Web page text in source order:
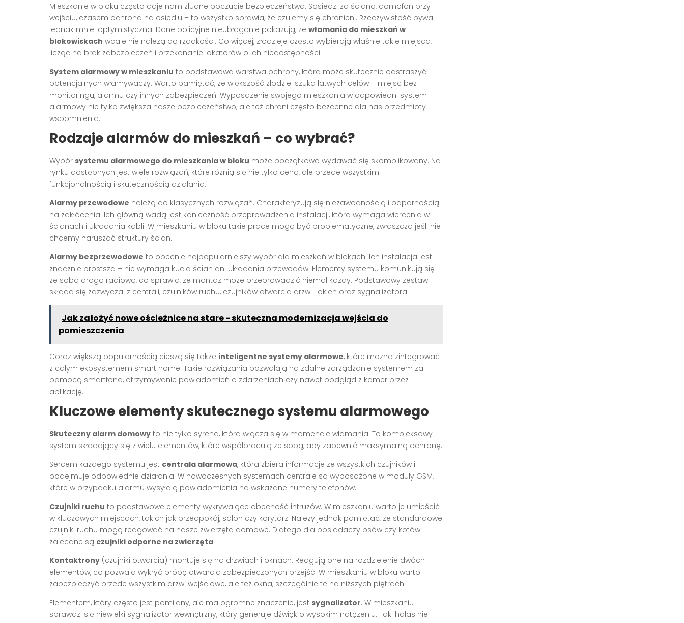
Mieszkanie w bloku często daje nam złudne poczucie bezpieczeństwa. Sąsiedzi za ścianą, domofon przy
wejściu, czasem ochrona na osiedlu – to wszystko sprawia, że czujemy się chronieni. Rzeczywistość bywa
jednak mniej optymistyczna. Dane policyjne nieubłaganie pokazują, że włamania do mieszkań w
blokowiskach wcale nie należą do rzadkości. Co więcej, złodzieje często wybierają właśnie takie miejsca,
licząc na brak zabezpieczeń i przekonanie lokatorów o ich niedostępności.
System alarmowy w mieszkaniu to podstawowa warstwa ochrony, która może skutecznie odstraszyć
potencjalnych włamywaczy. Warto pamiętać, że większość złodziei szuka łatwych celów – miejsc bez
monitoringu, alarmu czy innych zabezpieczeń. Wyposażenie swojego mieszkania w odpowiedni system
alarmowy nie tylko zwiększa nasze bezpieczeństwo, ale też chroni często bezcenne dla nas przedmioty i
wspomnienia.
Rodzaje alarmów do mieszkań – co wybrać?
Wybór systemu alarmowego do mieszkania w bloku może początkowo wydawać się skomplikowany. Na
rynku dostępnych jest wiele rozwiązań, które różnią się nie tylko ceną, ale przede wszystkim
funkcjonalnością i skutecznością działania.
Alarmy przewodowe należą do klasycznych rozwiązań. Charakteryzują się niezawodnością i odpornością
na zakłócenia. Ich główną wadą jest konieczność przeprowadzenia instalacji, która wymaga wiercenia w
ścianach i układania kabli. W mieszkaniu w bloku takie prace mogą być problematyczne, zwłaszcza jeśli nie
chcemy naruszać struktury ścian.
Alarmy bezprzewodowe to obecnie najpopularniejszy wybór dla mieszkań w blokach. Ich instalacja jest
znacznie prostsza – nie wymaga kucia ścian ani układania przewodów. Elementy systemu komunikują się
ze sobą drogą radiową, co sprawia, że montaż może przeprowadzić niemal każdy. Podstawowy zestaw
składa się zazwyczaj z centrali, czujników ruchu, czujników otwarcia drzwi i okien oraz sygnalizatora.
Jak założyć nowe ościeżnice na stare - skuteczna modernizacja wejścia do
pomieszczenia
Coraz większą popularnością cieszą się także inteligentne systemy alarmowe, które można zintegrować
z całym ekosystemem smart home. Takie rozwiązania pozwalają na zdalne zarządzanie systemem za
pomocą smartfona, otrzymywanie powiadomień o zdarzeniach czy nawet podgląd z kamer przez
aplikację.
Kluczowe elementy skutecznego systemu alarmowego
Skuteczny alarm domowy to nie tylko syrena, która włącza się w momencie włamania. To kompleksowy
system składający się z wielu elementów, które współpracują ze sobą, aby zapewnić maksymalną ochronę.
Sercem każdego systemu jest centrala alarmowa, która zbiera informacje ze wszystkich czujników i
podejmuje odpowiednie działania. W nowoczesnych systemach centrale są wyposażone w moduły GSM,
które w przypadku alarmu wysyłają powiadomienia na wskazane numery telefonów.
Czujniki ruchu to podstawowe elementy wykrywające obecność intruzów. W mieszkaniu warto je umieścić
w kluczowych miejscach, takich jak przedpokój, salon czy korytarz. Należy jednak pamiętać, że standardowe
czujniki ruchu mogą reagować na nasze zwierzęta domowe. Dlatego dla posiadaczy psów czy kotów
zalecane są czujniki odporne na zwierzęta.
Kontaktrony (czujniki otwarcia) montuje się na drzwiach i oknach. Reagują one na rozdzielenie dwóch
elementów, co pozwala wykryć próbę otwarcia zabezpieczonych przejść. W mieszkaniu w bloku warto
zabezpieczyć przede wszystkim drzwi wejściowe, ale też okna, szczególnie te na niższych piętrach.
Elementem, który często jest pomijany, ale ma ogromne znaczenie, jest sygnalizator. W mieszkaniu
sprawdzi się niewielki sygnalizator wewnętrzny, który generuje dźwięk o wysokim natężeniu. Taki hałas nie